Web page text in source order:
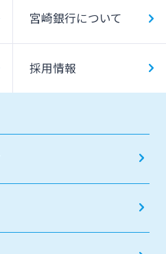
宮崎銀行について
採用情報